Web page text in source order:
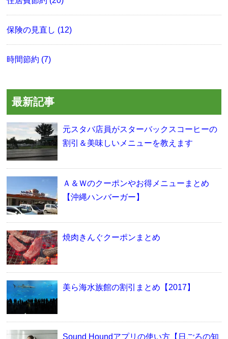
保険の見直し (12)
時間節約 (7)
最新記事
元スタバ店員がスターバックスコーヒーの
割引＆美味しいメニューを教えます
Ａ＆Ｗのクーポンやお得メニューまとめ
【沖縄ハンバーガー】
焼肉きんぐクーポンまとめ
美ら海水族館の割引まとめ【2017】
Sound Houndアプリの使い方【日ごろの知